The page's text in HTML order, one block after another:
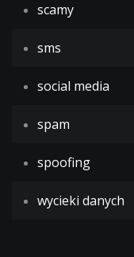
scamy
sms
social media
spam
spoofing
wycieki danych